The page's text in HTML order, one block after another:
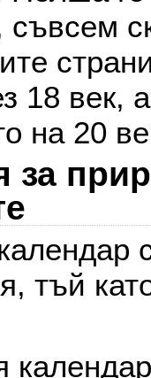
18 век,
на 20
за
тъй